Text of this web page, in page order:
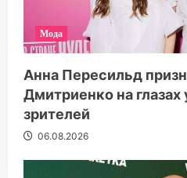
Мода
Анна Пересильд
Дмитриенко на глазах
зрителей
06.08.2026